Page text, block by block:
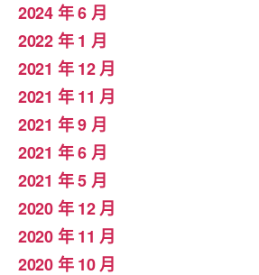
2024 年 6 月
2022 年 1 月
2021 年 12 月
2021 年 11 月
2021 年 9 月
2021 年 6 月
2021 年 5 月
2020 年 12 月
2020 年 11 月
2020 年 10 月